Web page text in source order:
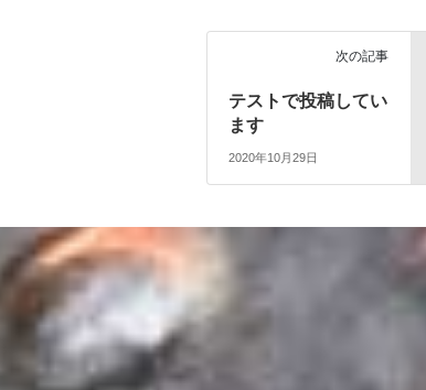
次の記事
テストで投稿してい
ます
2020年10月29日